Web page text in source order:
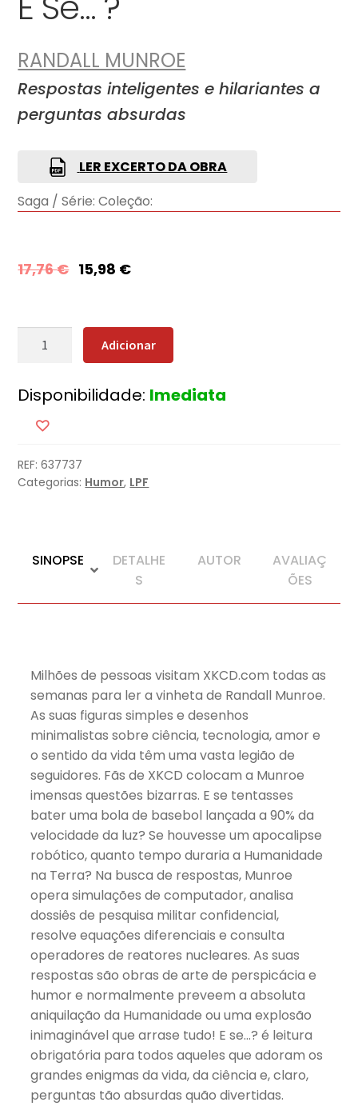
RANDALL MUNROE
Respostas inteligentes e hilariantes a
perguntas absurdas
LER EXCERTO DA OBRA
Saga / Série: Coleção:
17,76€ 15,98 €
Quantidade
Se...
Adicionar
Disponibilidade: Imediata
REF:637737
Categorias: Humor, LPF
SINOPSE
DETALHE
S
AUTOR
AVALIAÇ
ÕES
Milhões de pessoas visitam XKCD.com todas as
semanas para ler a vinheta de Randall Munroe.
As suas figuras simples e desenhos
minimalistas sobre ciência, tecnologia, amor e
o sentido da vida têm uma vasta legião de
seguidores. Fãs de XKCD colocam a Munroe
imensas questões bizarras. E se tentasses
bater uma bola de basebol lançada a 90% da
velocidade da luz? Se houvesse um apocalipse
robótico, quanto tempo duraria a Humanidade
na Terra? Na busca de respostas, Munroe
opera simulações de computador, analisa
dossiês de pesquisa militar confidencial,
resolve equações diferenciais e consulta
operadores de reatores nucleares. As suas
respostas são obras de arte de perspicácia e
humor e normalmente preveem a absoluta
aniquilação da Humanidade ou uma explosão
inimaginável que arrase tudo! E se…? é leitura
obrigatória para todos aqueles que adoram os
grandes enigmas da vida, da ciência e, claro,
perguntas tão absurdas quão divertidas.